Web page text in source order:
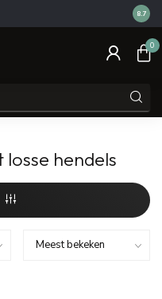
8.7
0
hendels